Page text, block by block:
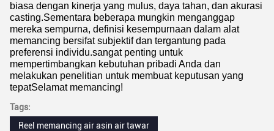
biasa dengan kinerja yang mulus, daya tahan, dan akurasi
casting.Sementara beberapa mungkin menganggap
mereka sempurna, definisi kesempurnaan dalam alat
memancing bersifat subjektif dan tergantung pada
preferensi individu.sangat penting untuk
mempertimbangkan kebutuhan pribadi Anda dan
melakukan penelitian untuk membuat keputusan yang
tepatSelamat memancing!
Tags:
Reel memancing air asin air tawar